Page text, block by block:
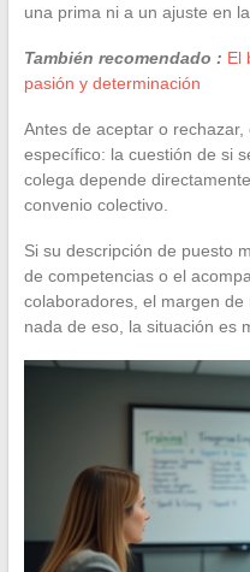
una prima ni a un ajuste en
También recomendado : El
pasión y determinación
Antes de aceptar o
específico: la cuestión de si
colega depende
convenio colectivo.
Si su descripción de puesto
de competencias o el
colaboradores, el margen
nada de eso, la situación es